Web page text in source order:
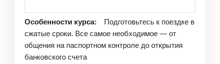
Особенности курса:
Подготовьтесь к поездке в
сжатые сроки. Все самое необходимое — от
общения на паспортном контроле до открытия
банковского счета